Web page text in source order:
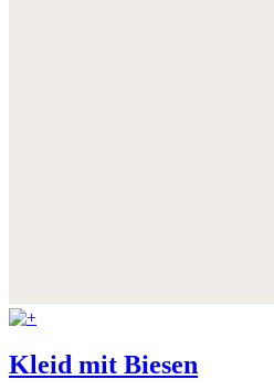
Kleid mit Biesen